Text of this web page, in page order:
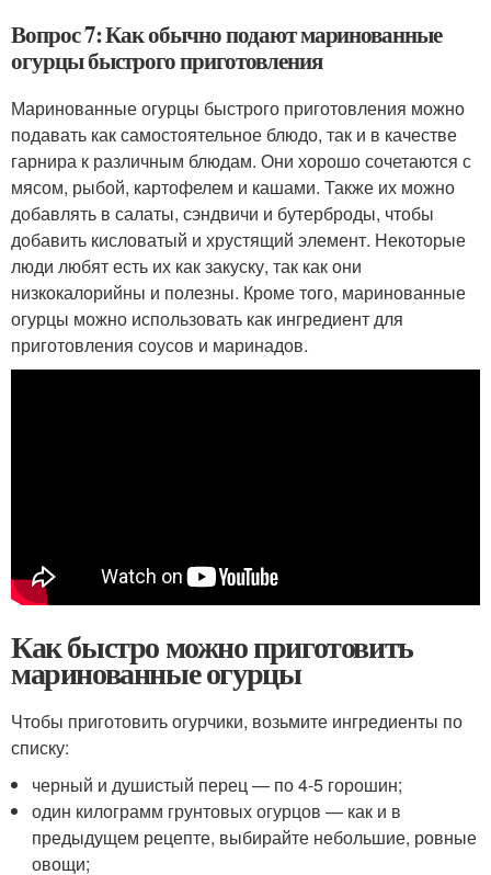
Вопрос 7: Как обычно подают маринованные
огурцы быстрого приготовления
Маринованные огурцы быстрого приготовления можно
подавать как самостоятельное блюдо, так и в качестве
гарнира к различным блюдам. Они хорошо сочетаются с
мясом, рыбой, картофелем и кашами. Также их можно
добавлять в салаты, сэндвичи и бутерброды, чтобы
добавить кисловатый и хрустящий элемент. Некоторые
люди любят есть их как закуску, так как они
низкокалорийны и полезны. Кроме того, маринованные
огурцы можно использовать как ингредиент для
приготовления соусов и маринадов.
Как быстро можно приготовить
маринованные огурцы
Чтобы приготовить огурчики, возьмите ингредиенты по
списку:
черный и душистый перец — по 4-5 горошин;
один килограмм грунтовых огурцов — как и в
предыдущем рецепте, выбирайте небольшие, ровные
овощи;